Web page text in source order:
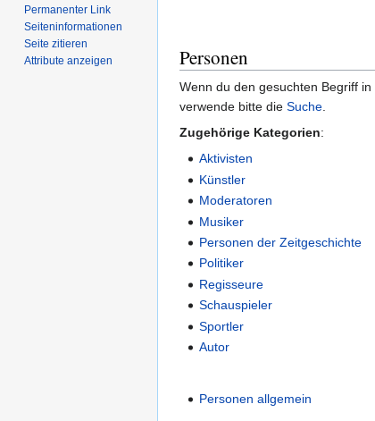
Personen
Wenn du den gesuchten Begriff
verwende bitte die Suche.
Zugehörige Kategorien:
Aktivisten
Künstler
Moderatoren
Musiker
Personen der Zeitgeschichte
Politiker
Regisseure
Schauspieler
Sportler
Autor
Personen allgemein
Permanenter Link
Seiten­­informationen
Seite zitieren
Attribute anzeigen